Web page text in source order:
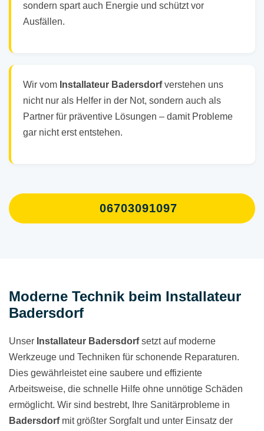
sondern spart auch Energie und schützt vor
Ausfällen.
Wir vom Installateur Badersdorfverstehen uns
nicht nur als Helfer in der Not, sondern auch als
Partner für präventive Lösungen – damit Probleme
gar nicht erst entstehen.
06703091097
Moderne Technik beim Installateur
Badersdorf
Unser Installateur Badersdorfsetzt auf moderne
Werkzeuge und Techniken für schonende Reparaturen.
Dies gewährleistet eine saubere und effiziente
Arbeitsweise, die schnelle Hilfe ohne unnötige Schäden
ermöglicht. Wir sind bestrebt, Ihre Sanitärprobleme in
Badersdorfmit größter Sorgfalt und unter Einsatz der